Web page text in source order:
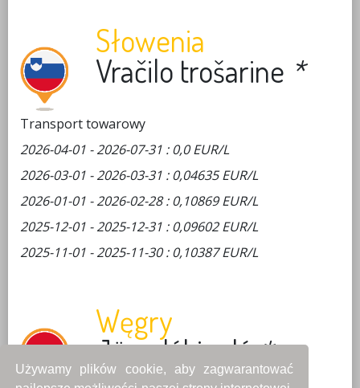
Używamy plików cookie, aby zagwarantować
Słowenia
Vračilo trošarine *
Transport towarowy
2026-04-01 - 2026-07-31 : 0,0 EUR/L
2026-03-01 - 2026-03-31 : 0,04635 EUR/L
2026-01-01 - 2026-02-28 : 0,10869 EUR/L
2025-12-01 - 2025-12-31 : 0,09602 EUR/L
2025-11-01 - 2025-11-30 : 0,10387 EUR/L
Węgry
Jövedéki adó*